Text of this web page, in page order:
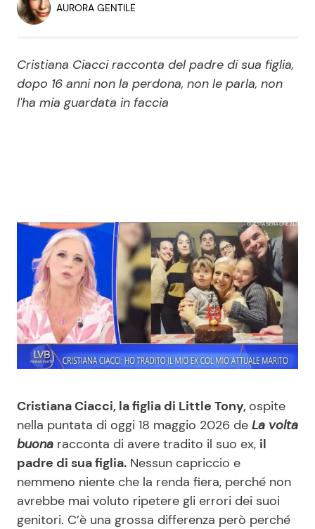
Economia
Persone Scomparse
Politica
Programmi TV
Reality e Talent
News Cinema
News Musica
News Spettacolo
News dal mondo
Benessere
Moda e Style
Mondo Mamma
News benessere
Cucina e Ricette
Dolci
Le Ricette in TV
Primi Piatti
AURORA GENTILE
Cristiana Ciacci racconta del padre di sua figlia,
dopo 16 anni non la perdona, non le parla, non
l'ha mia guardata in faccia
Cristiana Ciacci, la figlia di Little Tony, ospite
nella puntata di oggi 18 maggio 2026 de La volta
buona racconta di avere tradito il suo ex, il
padre di sua figlia. Nessun capriccio e
nemmeno niente che la renda fiera, perché non
avrebbe mai voluto ripetere gli errori dei suoi
genitori. C’è una grossa differenza però perché